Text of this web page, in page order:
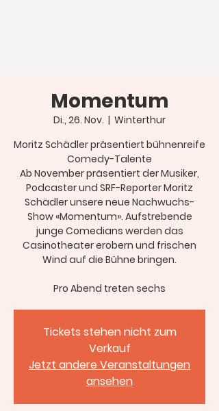
Momentum
Di., 26. Nov.
  |
Winterthur
Moritz Schädler präsentiert bühnenreife
Comedy-Talente
Ab November präsentiert der Musiker,
Podcaster und SRF-Reporter Moritz
Schädler unsere neue Nachwuchs-
Show «Momentum». Aufstrebende
junge Comedians werden das
Casinotheater erobern und frischen
Wind auf die Bühne bringen.
Pro Abend treten sechs
Tickets stehen nicht zum
Verkauf
Jetzt andere Veranstaltungen
ansehen